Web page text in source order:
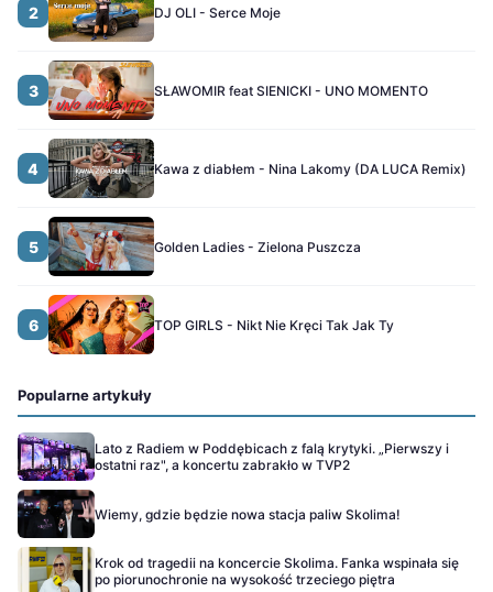
2 DJ OLI - Serce Moje
3 SŁAWOMIR feat SIENICKI - UNO MOMENTO
4 Kawa z diabłem - Nina Lakomy (DA LUCA Remix)
5 Golden Ladies - Zielona Puszcza
6 TOP GIRLS - Nikt Nie Kręci Tak Jak Ty
Popularne artykuły
Lato z Radiem w Poddębicach z falą krytyki. „Pierwszy i
ostatni raz", a koncertu zabrakło w TVP2
Wiemy, gdzie będzie nowa stacja paliw Skolima!
Krok od tragedii na koncercie Skolima. Fanka wspinała się
po piorunochronie na wysokość trzeciego piętra